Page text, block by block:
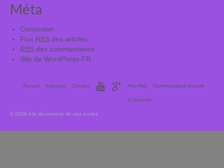
Méta
Connexion
Flux RSS des articles
RSS des commentaires
Site de WordPress-FR
Accueil A propos Contact Flux Rss Commentaires récents
S’abonner
© 2026 A la découverte de nos envies